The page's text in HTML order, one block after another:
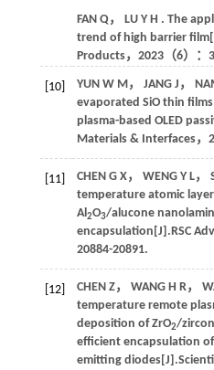
FAN Q， LU Y H . The
trend of high barrier
Products， 2023（6）：
[10] YUN W M， JANG J ，
evaporated SiO thin
plasma-based OLED
Materials & Interfaces，
[11] CHEN G X， WENG Y L，
temperature atomic
Al2O3/alucone
encapsulation[J].RSC
20884-20891.
[12] CHEN Z， WANG H R，
temperature remote
deposition of ZrO2/
efficient encapsulation
emitting diodes[J].